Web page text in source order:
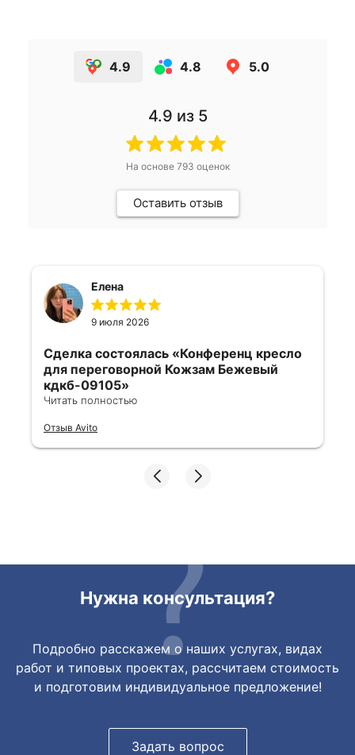
4.9 4.8 5.0
4.9 из 5
На основе 793 оценок
Оставить отзыв
Елена
9 июля 2026
Сделка состоялась «Конференц кресло
для переговорной Кожзам Бежевый
кдкб-09105»
ответы очень быстрые, всегда на связи.
Все подробно сфотографировали перед
складах их переместили на один. Так же
Читать полностью
Отзыв Avito
Нужна консультация?
Подробно расскажем о наших услугах, видах
работ и типовых проектах, рассчитаем стоимость
и подготовим индивидуальное предложение!
Задать вопрос